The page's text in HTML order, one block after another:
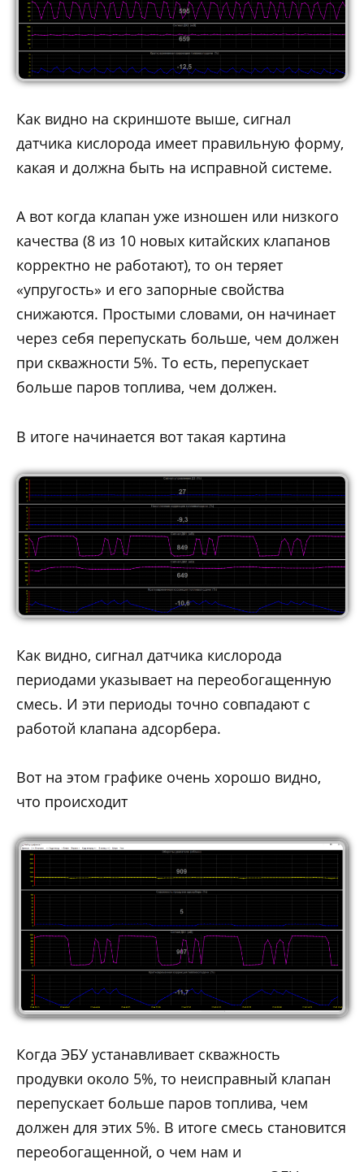
Как видно на скриншоте выше, сигнал
датчика кислорода имеет правильную форму,
какая и должна быть на исправной системе.
А вот когда клапан уже изношен или низкого
качества (8 из 10 новых китайских клапанов
корректно не работают), то он теряет
«упругость» и его запорные свойства
снижаются. Простыми словами, он начинает
через себя перепускать больше, чем должен
при скважности 5%. То есть, перепускает
больше паров топлива, чем должен.
В итоге начинается вот такая картина
Как видно, сигнал датчика кислорода
периодами указывает на переобогащенную
смесь. И эти периоды точно совпадают с
работой клапана адсорбера.
Вот на этом графике очень хорошо видно,
что происходит
Когда ЭБУ устанавливает скважность
продувки около 5%, то неисправный клапан
перепускает больше паров топлива, чем
должен для этих 5%. В итоге смесь становится
переобогащенной, о чем нам и